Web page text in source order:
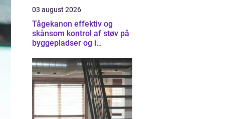
03 august 2026
Tågekanon effektiv og
skånsom kontrol af støv på
byggepladser og i